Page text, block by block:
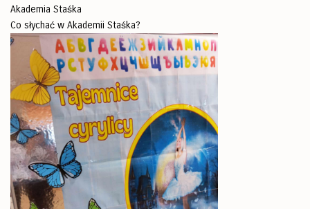
Akademia Staśka
Co słychać w Akademii Staśka?